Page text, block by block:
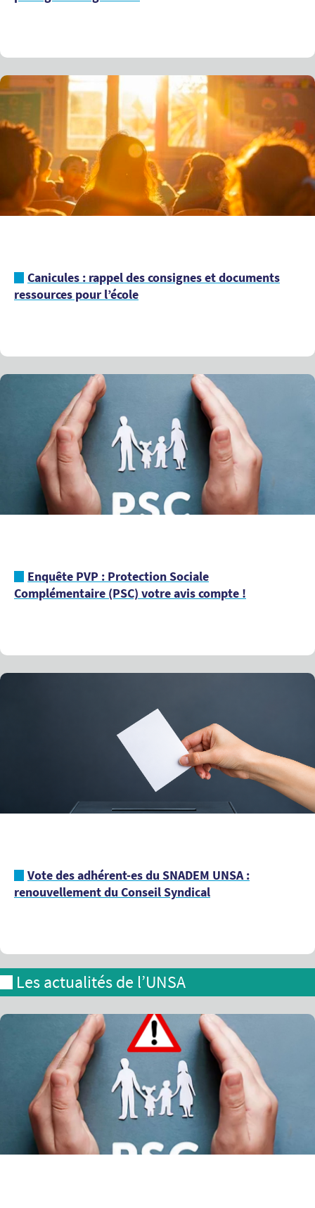
Canicules : rappel des consignes et documents
ressources pour l’école
Enquête PVP : Protection Sociale
Complémentaire (PSC) votre avis compte !
Vote des adhérent-es du SNADEM UNSA :
renouvellement du Conseil Syndical
Les actualités de l’UNSA